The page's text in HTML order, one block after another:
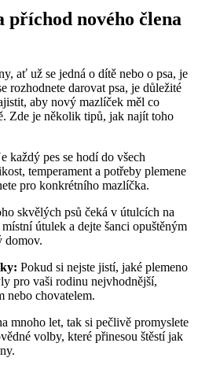
nového člena
ať už se jedná o dítě nebo o psa, je
rozhodnete darovat psa, je důležité
aby nový mazlíček měl co
Zde je několik tipů, jak najít toho
každý pes se hodí do všech
temperament a potřeby plemene
pro konkrétního mazlíčka.
skvělých psů čeká v útulcích na
útulek a dejte šanci opuštěným
domov.
Pokud si nejste jistí, jaké plemeno
pro vaši rodinu nejvhodnější,
nebo chovatelem.
mnoho let, tak si pečlivě promyslete
volby, které přinesou štěstí jak